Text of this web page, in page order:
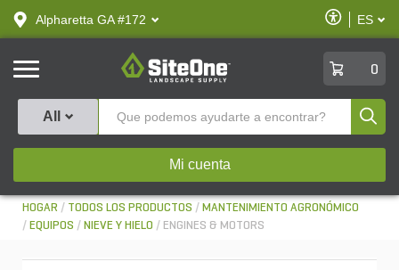
text.skipToContent
text.skipToNavigation
Alpharetta GA #172
Habilitar
ES
SiteOne
0
All
Mi cuenta
HOGAR TODOS LOS PRODUCTOS
MANTENIMIENTO AGRONÓMICO
EQUIPOS
NIEVE Y HIELO ENGINES & MOTORS